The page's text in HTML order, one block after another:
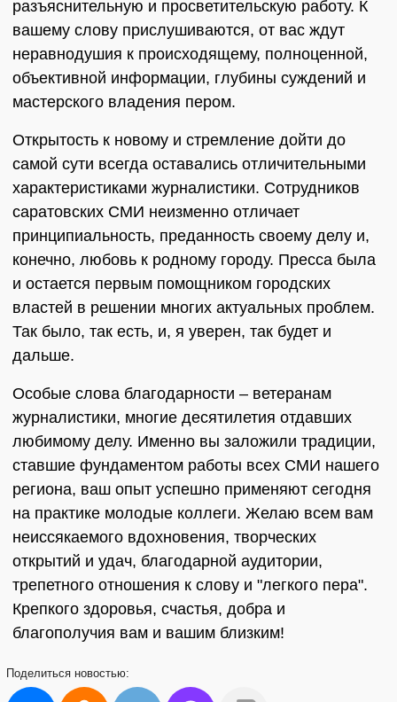
разъяснительную и просветительскую работу. К
вашему слову прислушиваются, от вас ждут
неравнодушия к происходящему, полноценной,
объективной информации, глубины суждений и
мастерского владения пером.
Открытость к новому и стремление дойти до
самой сути всегда оставались отличительными
характеристиками журналистики. Сотрудников
саратовских СМИ неизменно отличает
принципиальность, преданность своему делу и,
конечно, любовь к родному городу. Пресса была
и остается первым помощником городских
властей в решении многих актуальных проблем.
Так было, так есть, и, я уверен, так будет и
дальше.
Особые слова благодарности – ветеранам
журналистики, многие десятилетия отдавших
любимому делу. Именно вы заложили традиции,
ставшие фундаментом работы всех СМИ нашего
региона, ваш опыт успешно применяют сегодня
на практике молодые коллеги. Желаю всем вам
неиссякаемого вдохновения, творческих
открытий и удач, благодарной аудитории,
трепетного отношения к слову и "легкого пера".
Крепкого здоровья, счастья, добра и
благополучия вам и вашим близким!
Поделиться новостью: